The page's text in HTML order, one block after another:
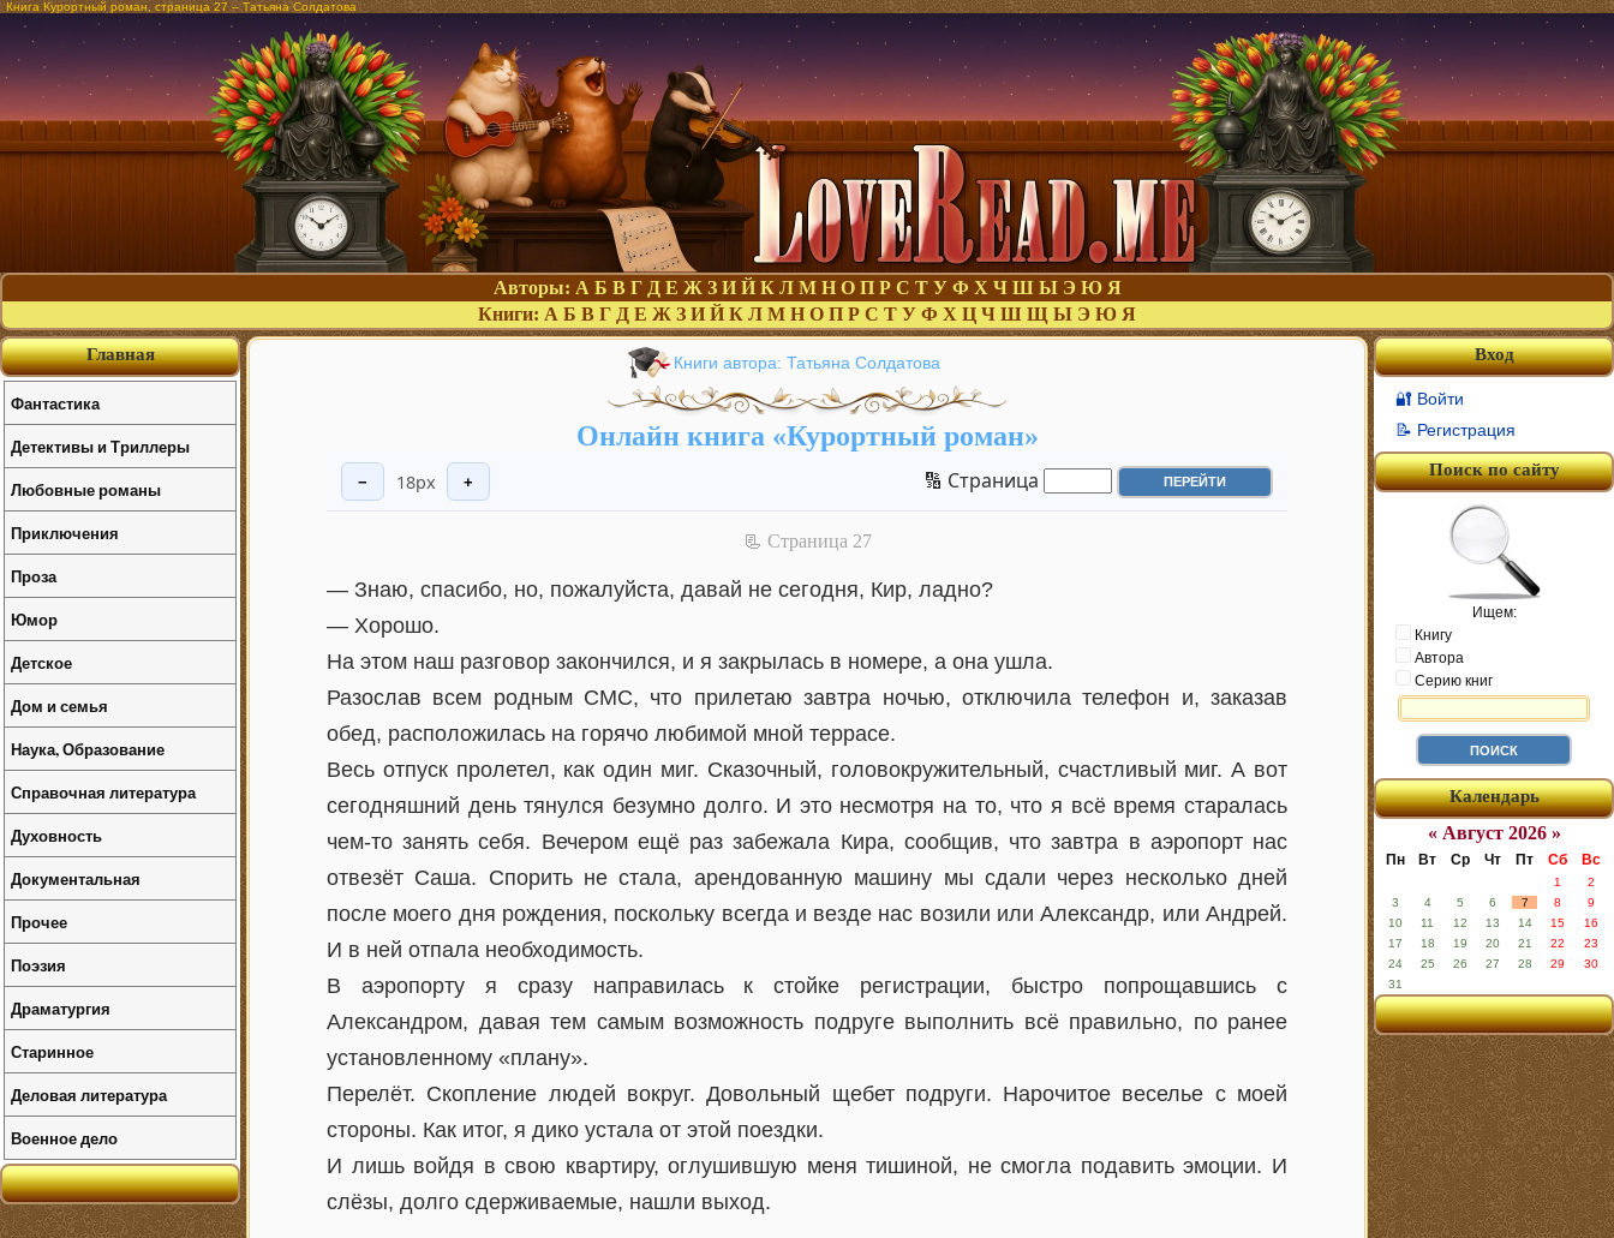
Книга Курортный роман, страница 27 – Татьяна Солдатова
Авторы: А Б В Г Д Е Ж З И Й К Л М Н О П Р С Т У Ф Х Ч Ш Ы Э Ю Я
Книги: А Б В Г Д Е Ж З И Й К Л М Н О П Р С Т У Ф Х Ц Ч Ш Щ Ы Э Ю Я
Книги автора: Татьяна Солдатова
Онлайн книга «Курортный роман»
− 18px + 🔢 Страница
📃 Cтраница 27
— Знаю, спасибо, но, пожалуйста, давай не сегодня, Кир, ладно?
— Хорошо.
На этом наш разговор закончился, и я закрылась в номере, а она ушла.
Разослав всем родным СМС, что прилетаю завтра ночью, отключила телефон и, заказав
обед, расположилась на горячо любимой мной террасе.
Весь отпуск пролетел, как один миг. Сказочный, головокружительный, счастливый миг. А вот
сегодняшний день тянулся безумно долго. И это несмотря на то, что я всё время старалась
чем-то занять себя. Вечером ещё раз забежала Кира, сообщив, что завтра в аэропорт нас
отвезёт Саша. Спорить не стала, арендованную машину мы сдали через несколько дней
после моего дня рождения, поскольку всегда и везде нас возили или Александр, или Андрей.
И в ней отпала необходимость.
В аэропорту я сразу направилась к стойке регистрации, быстро попрощавшись с
Александром, давая тем самым возможность подруге выполнить всё правильно, по ранее
установленному «плану».
Перелёт. Скопление людей вокруг. Довольный щебет подруги. Нарочитое веселье с моей
стороны. Как итог, я дико устала от этой поездки.
И лишь войдя в свою квартиру, оглушившую меня тишиной, не смогла подавить эмоции. И
слёзы, долго сдерживаемые, нашли выход.
Вход
🔐 Войти
📝 Регистрация
Поиск по сайту
Ищем:
Книгу
Автора
Серию книг
Календарь
« Август 2026 »
Пн Вт Ср Чт Пт Сб Вс
1
2
3
4 5 6 7 8
9
10
11 12 13 14 15
16
17
18 19 20 21 22
23
24
25 26 27 28 29
30
31
Главная
Фантастика
Детективы и Триллеры
Любовные романы
Приключения
Проза
Юмор
Детское
Дом и семья
Наука, Образование
Справочная литература
Духовность
Документальная
Прочее
Поэзия
Драматургия
Старинное
Деловая литература
Военное дело